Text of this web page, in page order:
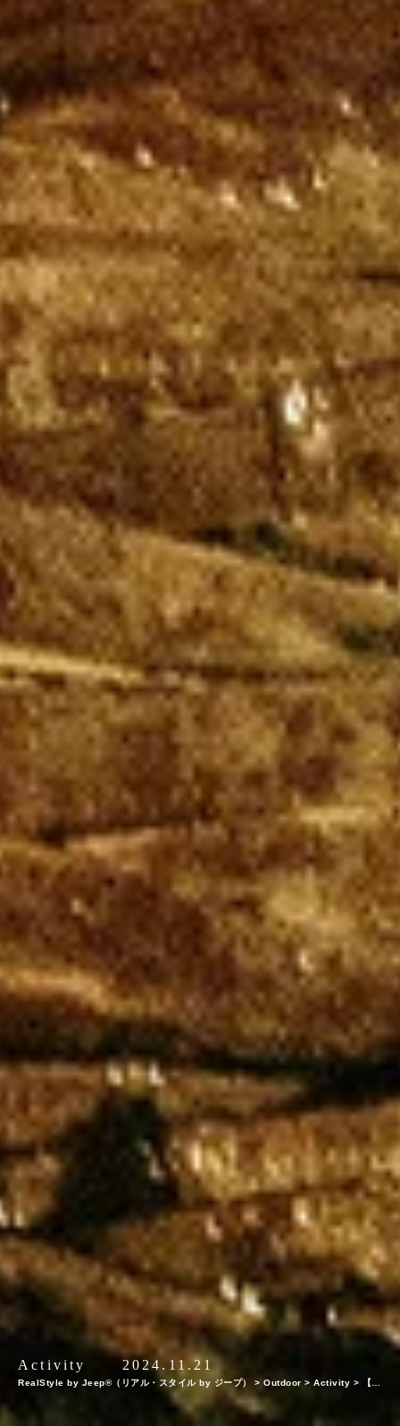
Activity 2024.11.21
RealStyle by Jeep®（リアル・スタイル by ジープ） >Outdoor >Activity >
【日
本全国】大自然＆プライベート＆リゾート！冬でも行けるアウトドアサウナ特集